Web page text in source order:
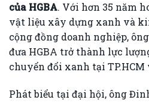
của HGBA. Với hơn 35 năm
vật liệu xây dựng xanh và
cộng đồng doanh nghiệp,
đưa HGBA trở thành lực
chuyển đổi xanh tại TP.HCM
Phát biểu tại đại hội, ông